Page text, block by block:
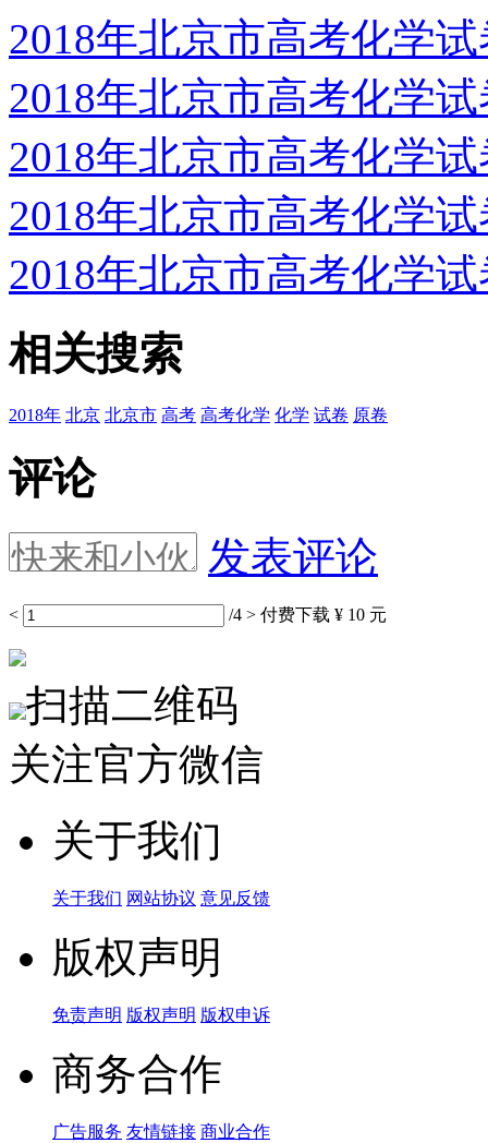
2018年北京市高考化学
2018年北京市高考化学
2018年北京市高考化学
2018年北京市高考化学
2018年北京市高考化学
相关搜索
2018年 北京 北京市 高考 高考化学 化学 试卷 原卷
评论
发表评论
< /4 > 付费下载 ¥ 10 元
扫描二维码
关注官方微信
关于我们
关于我们 网站协议 意见反馈
版权声明
免责声明 版权声明 版权申诉
商务合作
广告服务 友情链接 商业合作